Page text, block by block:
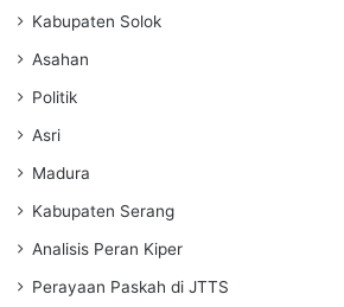
Kabupaten Solok
Asahan
Politik
Asri
Madura
Kabupaten Serang
Analisis Peran Kiper
Perayaan Paskah di JTTS